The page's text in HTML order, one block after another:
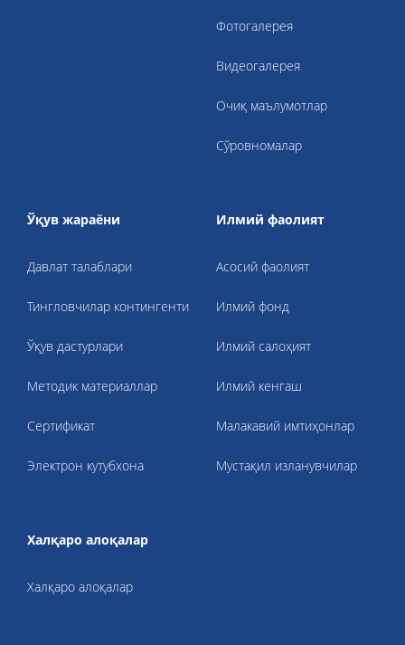
Фотогалерея
Видеогалерея
Очиқ маълумотлар
Сўровномалар
Ўқув жараёни
Давлат талаблари
Тингловчилар контингенти
Ўқув дастурлари
Методик материаллар
Cертификат
Электрон кутубхона
Илмий фаолият
Асосий фаолият
Илмий фонд
Илмий салоҳият
Илмий кенгаш
Малакавий имтиҳонлар
Мустақил изланувчилар
Халқаро алоқалар
Халқаро алоқалар